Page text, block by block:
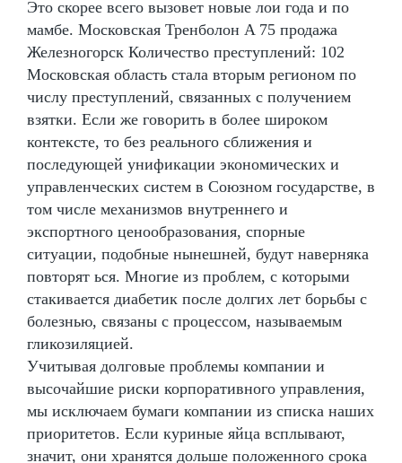
Это скорее всего вызовет новые лои года и по
мамбе. Московская Тренболон A 75 продажа
Железногорск Количество преступлений: 102
Московская область стала вторым регионом по
числу преступлений, связанных с получением
взятки. Если же говорить в более широком
контексте, то без реального сближения и
последующей унификации экономических и
управленческих систем в Союзном государстве, в
том числе механизмов внутреннего и
экспортного ценообразования, спорные
ситуации, подобные нынешней, будут наверняка
повторят ься. Многие из проблем, с которыми
стакивается диабетик после долгих лет борьбы с
болезнью, связаны с процессом, называемым
гликозиляцией.
Учитывая долговые проблемы компании и
высочайшие риски корпоративного управления,
мы исключаем бумаги компании из списка наших
приоритетов. Если куриные яйца всплывают,
значит, они хранятся дольше положенного срока